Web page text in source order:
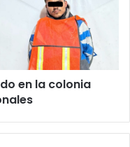
en la colonia